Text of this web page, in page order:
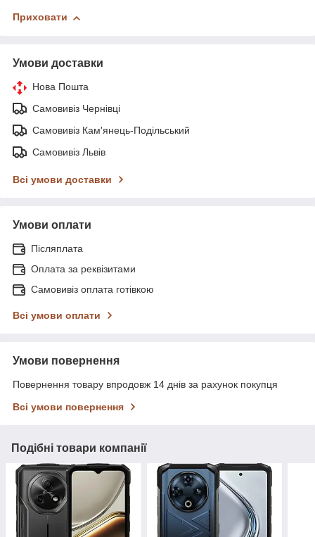
Приховати
Умови доставки
Нова Пошта
Самовивіз Чернівці
Самовивіз Кам'янець-Подільський
Самовивіз Львів
Всі умови доставки
Умови оплати
Післяплата
Оплата за реквізитами
Самовивіз оплата готівкою
Всі умови оплати
Умови повернення
Повернення товару впродовж 14 днів за рахунок покупця
Всі умови повернення
Подібні товари компанії